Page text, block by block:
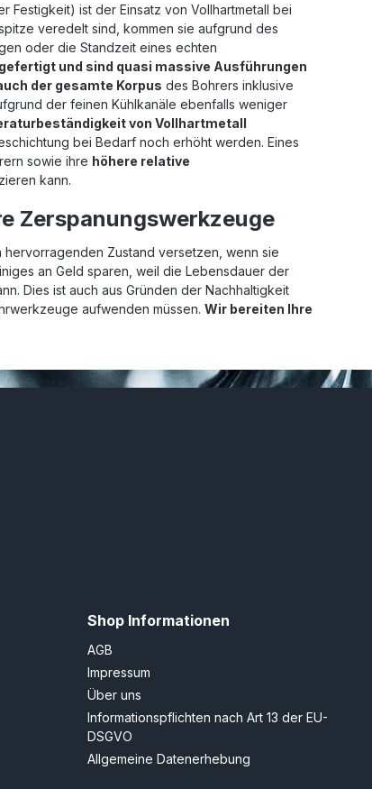
Festigkeit) ist der Einsatz von Vollhartmetall bei
veredelt sind, kommen sie aufgrund des
oder die Standzeit eines echten
und sind quasi massive Ausführungen
der gesamte Korpus des Bohrers inklusive
der feinen Kühlkanäle ebenfalls weniger
von Vollhartmetall
bei Bedarf noch erhöht werden. Eines
sowie ihre höhere relative
kann.
Zerspanungswerkzeuge
hervorragenden Zustand versetzen, wenn sie
an Geld sparen, weil die Lebensdauer der
Dies ist auch aus Gründen der Nachhaltigkeit
aufwenden müssen. Wir bereiten Ihre
Shop Informationen
AGB
Impressum
Über uns
Informationspflichten nach Art 13 der EU-
DSGVO
Allgemeine Datenerhebung